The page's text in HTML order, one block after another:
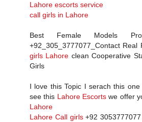
Lahore escorts service
call girls in Lahore
Best Female Models
+92_305_3777077_Contact Real
girls Lahore clean Cooperative
Girls
I love this Topic I serach this
see this Lahore Escortswe offer
Lahore
Lahore Call girls+92